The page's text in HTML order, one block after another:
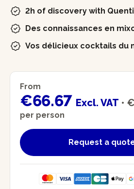
2h of discovery with
Des connaissances en
Vos délicieux cocktails du
From
€66.67 Excl. VAT •
per person
Request a